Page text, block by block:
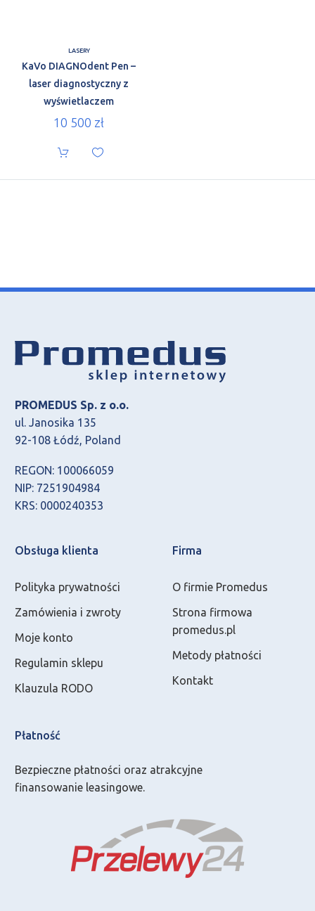
LASERY
KaVo DIAGNOdent Pen –
laser diagnostyczny z
wyświetlaczem
10 500 zł
PROMEDUS Sp. z o.o.
ul. Janosika 135
92-108 Łódź, Poland
REGON: 100066059
NIP: 7251904984
KRS: 0000240353
Obsługa klienta
Polityka prywatności
Zamówienia i zwroty
Moje konto
Regulamin sklepu
Klauzula RODO
Firma
O firmie Promedus
Strona firmowa
promedus.pl
Metody płatności
Kontakt
Płatność
Bezpieczne płatności oraz atrakcyjne
finansowanie leasingowe.